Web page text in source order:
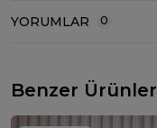
YORUMLAR 0
Benzer Ürünler